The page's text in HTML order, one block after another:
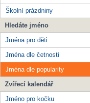
Školní prázdniny
Hledáte jméno
Jména pro děti
Jména dle četnosti
Jména dle popularity
Zvířecí kalendář
Jméno pro kočku